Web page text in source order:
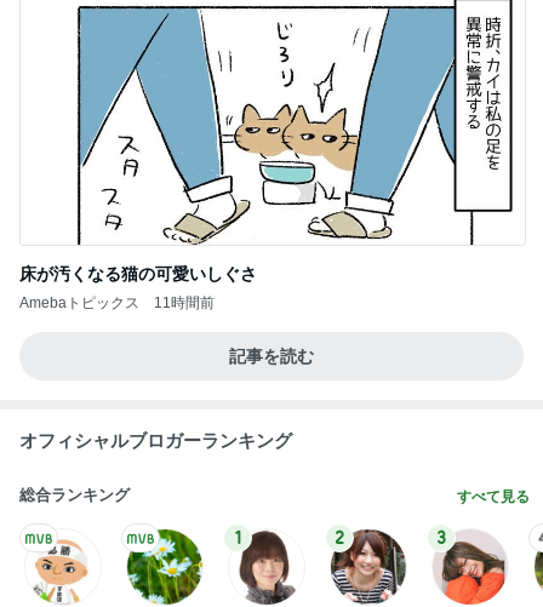
床が汚くなる猫の可愛いしぐさ
Amebaトピックス 11時間前
記事を読む
オフィシャルブロガーランキング
総合ランキング すべて見る
1 2 3